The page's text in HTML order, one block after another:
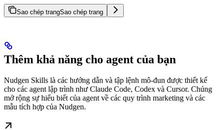
Sao chép trangSao chép trang
Thêm khả năng cho agent của bạn
Nudgen Skills là các hướng dẫn và tập lệnh mô-đun được thiết kế
cho các agent lập trình như Claude Code, Codex và Cursor. Chúng
mở rộng sự hiểu biết của agent về các quy trình marketing và các
mẫu tích hợp của Nudgen.